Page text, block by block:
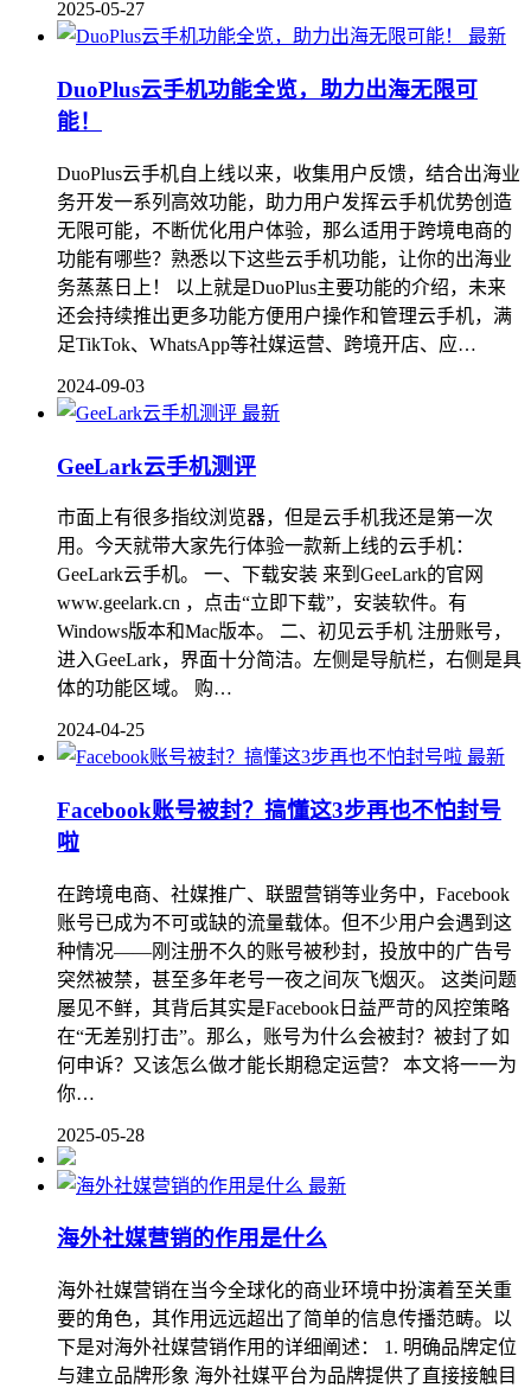
2025-05-27
最新
DuoPlus云手机功能全览，助力出海无限可
能！
DuoPlus云手机自上线以来，收集用户反馈，结合出海业
务开发一系列高效功能，助力用户发挥云手机优势创造
无限可能，不断优化用户体验，那么适用于跨境电商的
功能有哪些？熟悉以下这些云手机功能，让你的出海业
务蒸蒸日上！ 以上就是DuoPlus主要功能的介绍，未来
还会持续推出更多功能方便用户操作和管理云手机，满
足TikTok、WhatsApp等社媒运营、跨境开店、应…
2024-09-03
最新
GeeLark云手机测评
市面上有很多指纹浏览器，但是云手机我还是第一次
用。今天就带大家先行体验一款新上线的云手机：
GeeLark云手机。 一、下载安装 来到GeeLark的官网
www.geelark.cn ，点击“立即下载”，安装软件。有
Windows版本和Mac版本。 二、初见云手机 注册账号，
进入GeeLark，界面十分简洁。左侧是导航栏，右侧是具
体的功能区域。 购…
2024-04-25
最新
Facebook账号被封？搞懂这3步再也不怕封号
啦
在跨境电商、社媒推广、联盟营销等业务中，Facebook
账号已成为不可或缺的流量载体。但不少用户会遇到这
种情况——刚注册不久的账号被秒封，投放中的广告号
突然被禁，甚至多年老号一夜之间灰飞烟灭。 这类问题
屡见不鲜，其背后其实是Facebook日益严苛的风控策略
在“无差别打击”。那么，账号为什么会被封？被封了如
何申诉？又该怎么做才能长期稳定运营？ 本文将一一为
你…
2025-05-28
最新
海外社媒营销的作用是什么
海外社媒营销在当今全球化的商业环境中扮演着至关重
要的角色，其作用远远超出了简单的信息传播范畴。以
下是对海外社媒营销作用的详细阐述： 1. 明确品牌定位
与建立品牌形象 海外社媒平台为品牌提供了直接接触目